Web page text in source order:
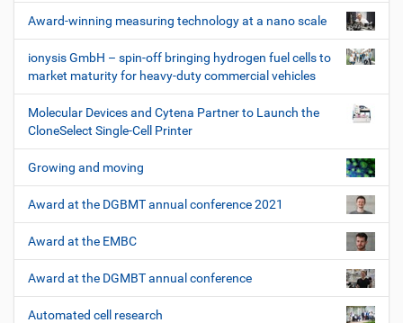
Award-winning measuring technology at a nano scale
ionysis GmbH – spin-off bringing hydrogen fuel cells to
market maturity for heavy-duty commercial vehicles
Molecular Devices and Cytena Partner to Launch the
CloneSelect Single-Cell Printer
Growing and moving
Award at the DGBMT annual conference 2021
Award at the EMBC
Award at the DGMBT annual conference
Automated cell research